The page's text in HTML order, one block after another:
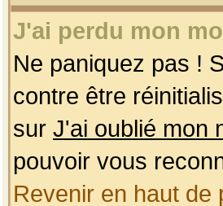
J'ai perdu mon
Ne paniquez pas !
contre être
sur J'ai oublié mon
pouvoir vous
Revenir en haut de